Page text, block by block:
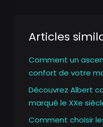
Articles
Comment un
confort de votre
Découvrez Albert
marqué le XXe
Comment choisir